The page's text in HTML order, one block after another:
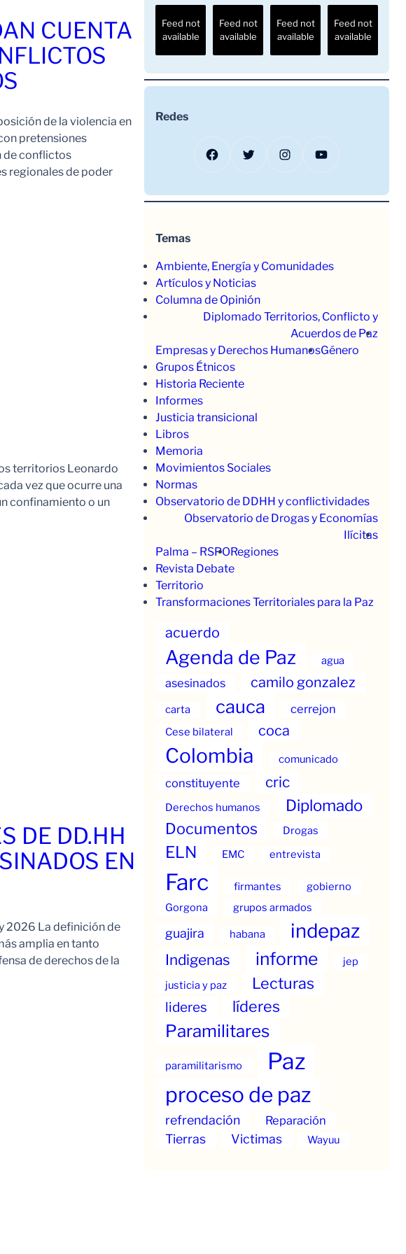
CUENTA
de la violencia en
pretensiones
de conflictos
regionales de poder
territorios Leonardo
vez que ocurre una
confinamiento o un
DE DD.HH
EN
2026 La definición de
amplia en tanto
de derechos de la
Feed not
available
Feed not
available
Feed not
available
Feed not
available
Redes
Facebook Twitter Instagram YouTube
Temas
Ambiente, Energía y Comunidades
Artículos y Noticias
Columna de Opinión
Diplomado Territorios, Conflicto y
Acuerdos de Paz
Empresas y Derechos HumanosGénero
Grupos Étnicos
Historia Reciente
Informes
Justicia transicional
Libros
Memoria
Movimientos Sociales
Normas
Observatorio de DDHH y conflictividades
Observatorio de Drogas y Economías
Ilícitas
Palma – RSPORegiones
Revista Debate
Territorio
Transformaciones Territoriales para la Paz
acuerdo
Agenda de Paz agua
asesinados camilo gonzalez
carta cauca cerrejon
Cese bilateral coca
Colombia comunicado
constituyente cric
Derechos humanos Diplomado
Documentos Drogas
ELN EMC entrevista
Farc firmantes
gobierno
Gorgona
grupos armados
guajira habana indepaz
Indigenas informe
jep
justicia y paz
Lecturas
lideres líderes
Paramilitares
paramilitarismo Paz
proceso de paz
refrendación Reparación
Tierras Victimas Wayuu